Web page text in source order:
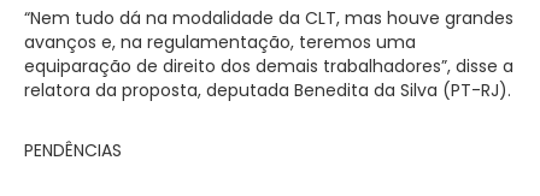
“Nem tudo dá na modalidade da CLT, mas houve grandes
avanços e, na regulamentação, teremos uma
equiparação de direito dos demais trabalhadores”, disse a
relatora da proposta, deputada Benedita da Silva (PT-RJ).
PENDÊNCIAS